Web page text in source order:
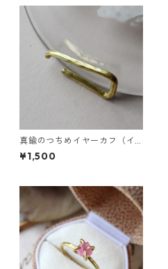
真鍮のつちめイヤーカフ（イ
ンダストリアル風）
¥1,500